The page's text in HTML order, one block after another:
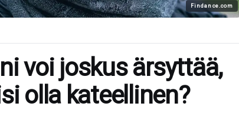
Findance.com
voi joskus ärsyttää,
olla kateellinen?